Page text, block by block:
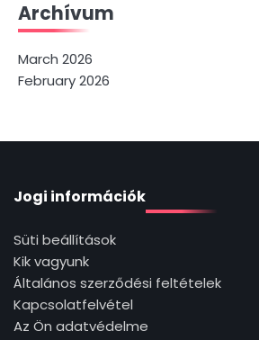
Archívum
March 2026
February 2026
Jogi információk
Süti beállítások
Kik vagyunk
Általános szerződési feltételek
Kapcsolatfelvétel
Az Ön adatvédelme